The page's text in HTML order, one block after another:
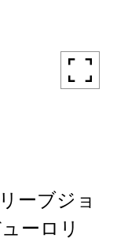
ーブジョ
ーロリ